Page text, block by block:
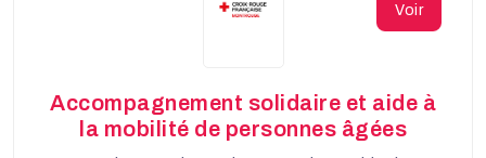
Voir
Accompagnement solidaire et aide à
la mobilité de personnes âgées